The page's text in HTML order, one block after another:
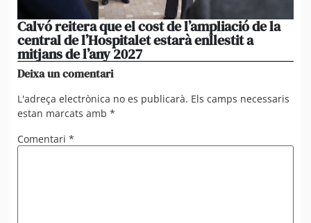
Calvó reitera que el cost de l’ampliació de la
central de l’Hospitalet estarà enllestit a
mitjans de l’any 2027
Deixa un comentari
L'adreça electrònica no es publicarà. Els camps necessaris
estan marcats amb *
Comentari *